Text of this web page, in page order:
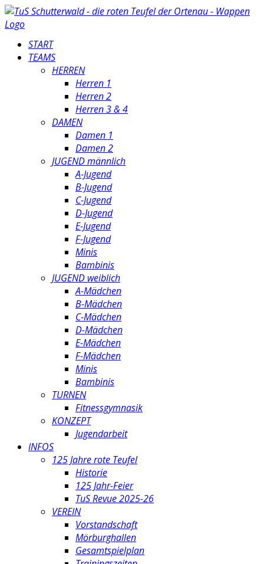
START
TEAMS
HERREN
Herren 1
Herren 2
Herren 3 & 4
DAMEN
Damen 1
Damen 2
JUGEND männlich
A-Jugend
B-Jugend
C-Jugend
D-Jugend
E-Jugend
F-Jugend
Minis
Bambinis
JUGEND weiblich
A-Mädchen
B-Mädchen
C-Mädchen
D-Mädchen
E-Mädchen
F-Mädchen
Minis
Bambinis
TURNEN
Fitnessgymnasik
KONZEPT
Jugendarbeit
INFOS
125 Jahre rote Teufel
Historie
125 Jahr-Feier
TuS Revue 2025-26
VEREIN
Vorstandschaft
Mörburghallen
Gesamtspielplan